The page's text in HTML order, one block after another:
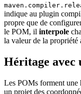
indique au plugin
propre que de
le POM, il interpole
la valeur de la propriété
Héritage avec
Les POMs forment une
un projet des